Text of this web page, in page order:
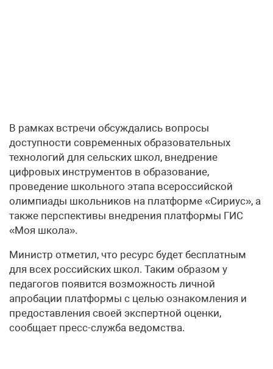
В рамках встречи обсуждались вопросы
доступности современных образовательных
технологий для сельских школ, внедрение
цифровых инструментов в образование,
проведение школьного этапа всероссийской
олимпиады школьников на платформе «Сириус», а
также перспективы внедрения платформы ГИС
«Моя школа».
Министр отметил, что ресурс будет бесплатным
для всех российских школ. Таким образом у
педагогов появится возможность личной
апробации платформы с целью ознакомления и
предоставления своей экспертной оценки,
сообщает пресс-служба ведомства.